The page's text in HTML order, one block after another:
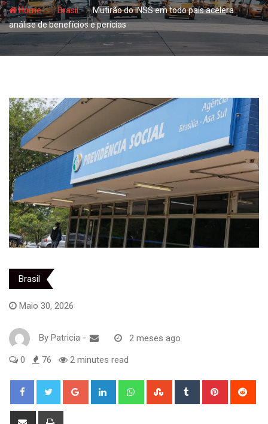
Home- hjBrasil- hjMutirão do INSS em todo país acelera
análise de benefícios e perícias
Brasil
Maio 30, 2026
By Patricia - 2 meses ago
0 76 2 minutes read
Google+ LinkedIn WhatsappStumbleUpon
Tumblr Pinterest
Share